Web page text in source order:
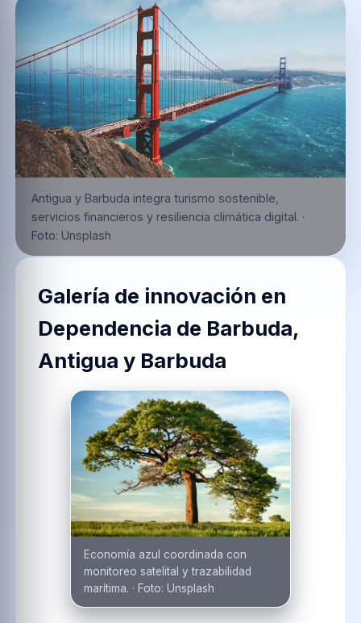
Antigua y Barbuda integra turismo sostenible,
servicios financieros y resiliencia climática digital. ·
Foto: Unsplash
Galería de innovación en
Dependencia de Barbuda,
Antigua y Barbuda
Economía azul coordinada con
monitoreo satelital y trazabilidad
marítima. · Foto: Unsplash